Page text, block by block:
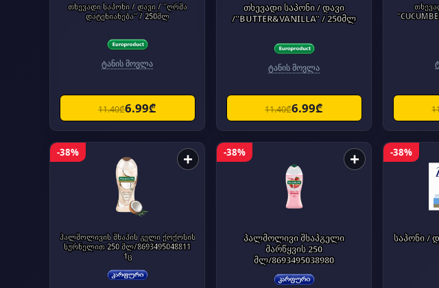
თხევადი საპონი / დავი / "ღრმა
დატენიანება" / 250მლ
ტანის მოვლა
11.40₾6.99₾
თხევადი საპონი / დავი
/"BUTTER&VANILLA" / 250მლ
ტანის მოვლა
11.40₾6.99₾
-38% +
პალმოლივის შხაპის გელი ქოქოსის
სურნელით 250 მლ/8693495048811
1ც
-38% +
პალმოლივი შხაპგელი
მარწყვის 250
მლ/8693495038980
-38%
საპონი /